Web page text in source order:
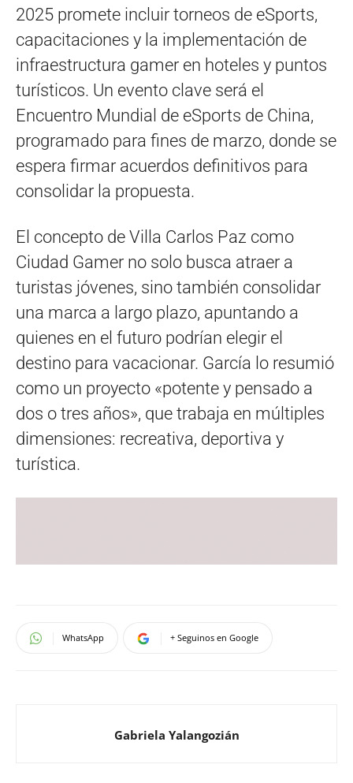
2025 promete incluir torneos de eSports,
capacitaciones y la implementación de
infraestructura gamer en hoteles y puntos
turísticos. Un evento clave será el
Encuentro Mundial de eSports de China,
programado para fines de marzo, donde se
espera firmar acuerdos definitivos para
consolidar la propuesta.
El concepto de Villa Carlos Paz como
Ciudad Gamer no solo busca atraer a
turistas jóvenes, sino también consolidar
una marca a largo plazo, apuntando a
quienes en el futuro podrían elegir el
destino para vacacionar. García lo resumió
como un proyecto «potente y pensado a
dos o tres años», que trabaja en múltiples
dimensiones: recreativa, deportiva y
turística.
WhatsApp + Seguinos en Google
Gabriela Yalangozián